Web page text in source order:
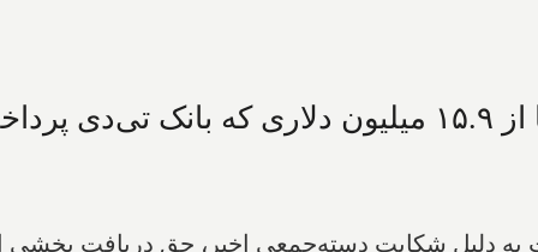
پرداخت می‌کند، چیزی به شما می‌رسد؟